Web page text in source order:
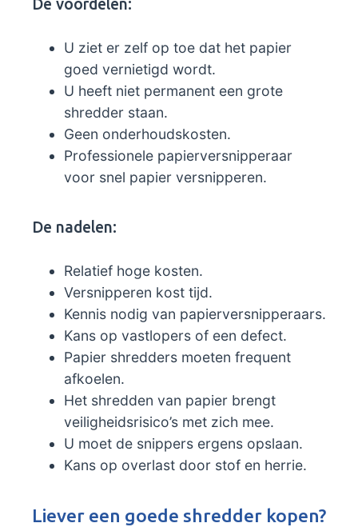
De voordelen:
U ziet er zelf op toe dat het papier
goed vernietigd wordt.
U heeft niet permanent een grote
shredder staan.
Geen onderhoudskosten.
Professionele papierversnipperaar
voor snel papier versnipperen.
De nadelen:
Relatief hoge kosten.
Versnipperen kost tijd.
Kennis nodig van papierversnipperaars.
Kans op vastlopers of een defect.
Papier shredders moeten frequent
afkoelen.
Het shredden van papier brengt
veiligheidsrisico’s met zich mee.
U moet de snippers ergens opslaan.
Kans op overlast door stof en herrie.
Liever een goede shredder kopen?